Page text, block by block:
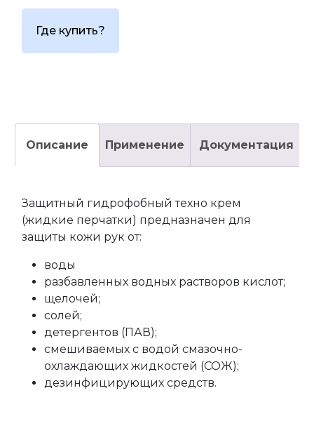
Где купить?
Описание Применение Документация
Защитный гидрофобный техно крем
(жидкие перчатки) предназначен для
защиты кожи рук от:
воды
разбавленных водных растворов кислот;
щелочей;
солей;
детергентов (ПАВ);
смешиваемых с водой смазочно-
охлаждающих жидкостей (СОЖ);
дезинфицирующих средств.